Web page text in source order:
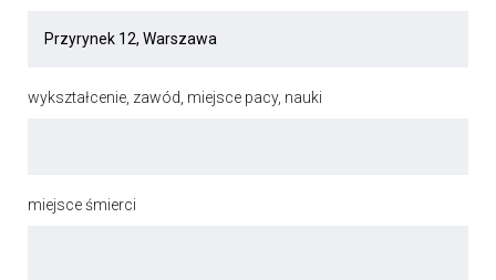
wykształcenie, zawód, miejsce pacy, nauki
miejsce śmierci